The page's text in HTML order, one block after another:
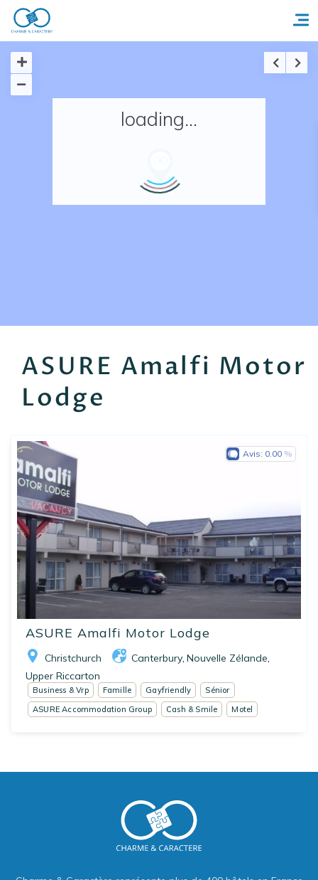
Accueil
loading...
ASURE Amalfi Motor
Lodge
ASURE Amalfi Motor Lodge
Christchurch Canterbury Nouvelle Zélande
Upper Riccarton
Avis: 0.00
Business & Vrp Famille Gayfriendly
Sénior
ASURE Accommodation Group
Cash & Smile Motel